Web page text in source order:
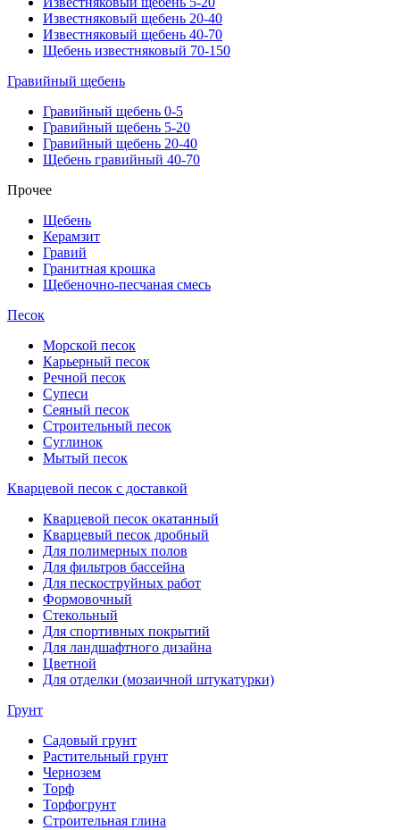
Известняковый щебень 20-40
Известняковый щебень 40-70
Щебень известняковый 70-150
Гравийный щебень
Гравийный щебень 0-5
Гравийный щебень 5-20
Гравийный щебень 20-40
Щебень гравийный 40-70
Прочее
Щебень
Керамзит
Гравий
Гранитная крошка
Щебеночно-песчаная смесь
Песок
Морской песок
Карьерный песок
Речной песок
Супеси
Сеяный песок
Строительный песок
Суглинок
Мытый песок
Кварцевой песок с доставкой
Кварцевой песок окатанный
Кварцевый песок дробный
Для полимерных полов
Для фильтров бассейна
Для пескоструйных работ
Формовочный
Стекольный
Для спортивных покрытий
Для ландшафтного дизайна
Цветной
Для отделки (мозаичной штукатурки)
Грунт
Садовый грунт
Растительный грунт
Чернозем
Торф
Торфогрунт
Строительная глина